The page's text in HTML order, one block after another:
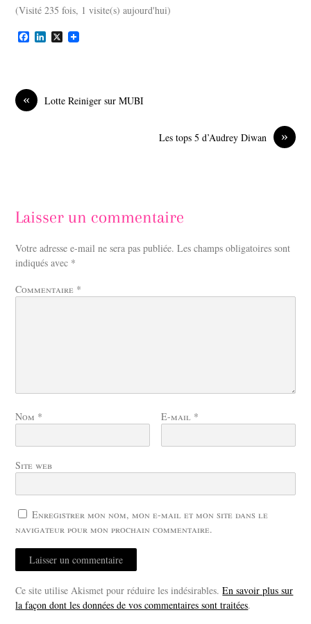
(Visité 235 fois, 1 visite(s) aujourd'hui)
F
o
o
k
L
I
X
« Lotte Reiniger sur MUBI
»
Les tops 5 d’Audrey Diwan
Laisser un commentaire
Votre adresse e-mail ne sera pas publiée. Les champs obligatoires sont
indiqués avec *
Commentaire *
Nom * E-mail *
Site web
Enregistrer mon nom, mon e-mail et mon site dans le
navigateur pour mon prochain commentaire.
Ce site utilise Akismet pour réduire les indésirables.En savoir plus sur
la façon dont les données de vos commentaires sont traitées.